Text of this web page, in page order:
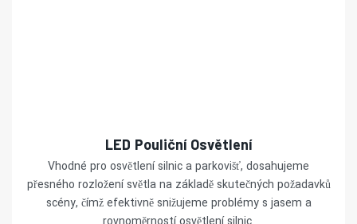
LED Pouliční Osvětlení
Vhodné pro osvětlení silnic a parkovišť, dosahujeme
přesného rozložení světla na základě skutečných požadavků
scény, čímž efektivně snižujeme problémy s jasem a